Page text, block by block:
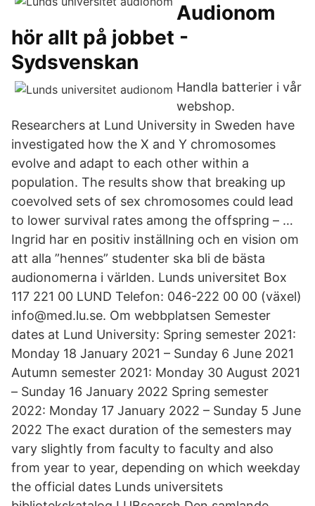
Audionom
hör allt på jobbet -
Sydsvenskan
Handla batterier i vår
webshop.
Researchers at Lund University in Sweden have
investigated how the X and Y chromosomes
evolve and adapt to each other within a
population. The results show that breaking up
coevolved sets of sex chromosomes could lead
to lower survival rates among the offspring – …
Ingrid har en positiv inställning och en vision om
att alla ”hennes” studenter ska bli de bästa
audionomerna i världen. Lunds universitet Box
117 221 00 LUND Telefon: 046-222 00 00 (växel)
info@med.lu.se. Om webbplatsen Semester
dates at Lund University: Spring semester 2021:
Monday 18 January 2021 – Sunday 6 June 2021
Autumn semester 2021: Monday 30 August 2021
– Sunday 16 January 2022 Spring semester
2022: Monday 17 January 2022 – Sunday 5 June
2022 The exact duration of the semesters may
vary slightly from faculty to faculty and also
from year to year, depending on which weekday
the official dates Lunds universitets